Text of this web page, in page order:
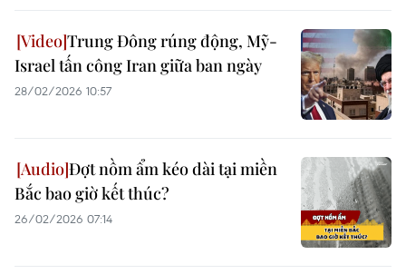
Trung Đông rúng động, Mỹ-
Israel tấn công Iran giữa ban ngày
28/02/2026 10:57
Đợt nồm ẩm kéo dài tại miền
Bắc bao giờ kết thúc?
26/02/2026 07:14